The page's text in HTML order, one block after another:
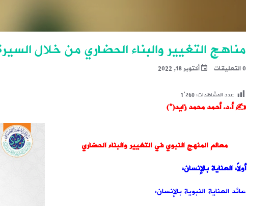
مناهج التغيير والبناء الحضاري من خلال السيرة
0 التعليقات أكتوبر 18, 2022
عدد المشاهدات:1٬260
✍️ أ.د. أحمد محمد زايد(*)
معالم المنهج النبوي في التغيير والبناء الحضاري
أولاً: العناية بالإنسان:
عائد العناية النبوية بالإنسان: